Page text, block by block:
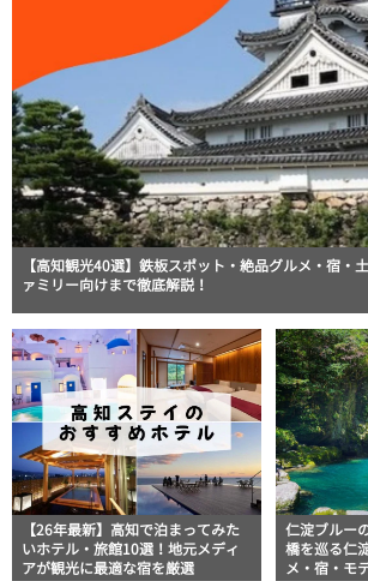
【高知観光40選】鉄板スポット・絶品グルメ・宿・
ァミリー向けまで徹底解説！
【26年最新】高知で泊まってみた
いホテル・旅館10選！地元メディ
アが観光に最適な宿を厳選
仁淀ブルー
橋を巡る仁
メ・宿・モ